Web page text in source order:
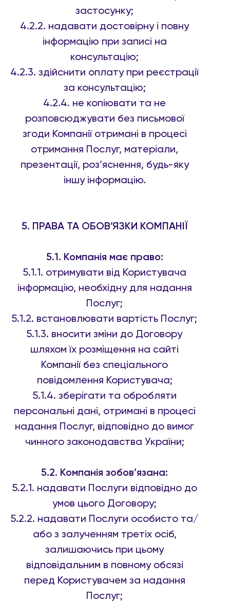
застосунку;
4.2.2. надавати достовірну і повну
інформацію при записі на
консультацію;
4.2.3. здійснити оплату при реєстрації
за консультацію;
4.2.4. не копіювати та не
розповсюджувати без письмової
згоди Компанії отримані в процесі
отримання Послуг, матеріали,
презентації, роз’яснення, будь-яку
іншу інформацію.
5. ПРАВА ТА ОБОВ’ЯЗКИ КОМПАНІЇ
5.1. Компанія має право:
5.1.1. отримувати від Користувача
інформацію, необхідну для надання
Послуг;
5.1.2. встановлювати вартість Послуг;
5.1.3. вносити зміни до Договору
шляхом їх розміщення на сайті
Компанії без спеціального
повідомлення Користувача;
5.1.4. зберігати та обробляти
персональні дані, отримані в процесі
надання Послуг, відповідно до вимог
чинного законодавства України;
5.2. Компанія зобов’язана:
5.2.1. надавати Послуги відповідно до
умов цього Договору;
5.2.2. надавати Послуги особисто та/
або з залученням третіх осіб,
залишаючись при цьому
відповідальним в повному обсязі
перед Користувачем за надання
Послуг;